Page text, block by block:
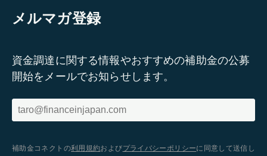
メルマガ登録
資金調達に関する情報やおすすめの補助金の公募
開始をメールでお知らせします。
補助金コネクトの利用規約およびプライバシーポリシーに同意して送信し